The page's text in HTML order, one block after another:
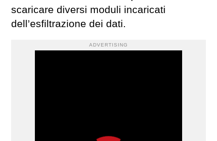
scaricare diversi moduli incaricati
dell’esfiltrazione dei dati.
ADVERTISING